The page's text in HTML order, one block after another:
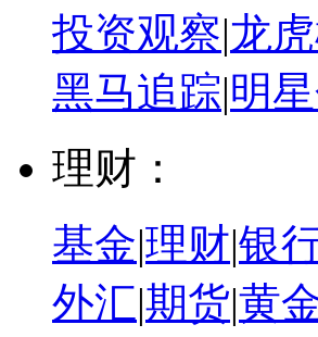
投资观察|龙
黑马追踪|明
理财：
基金|理财|银
外汇|期货|黄